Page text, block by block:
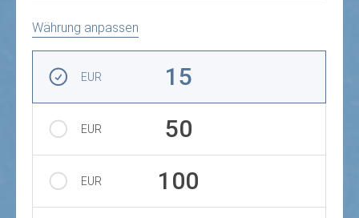
Währung anpassen
EUR 15
EUR 50
EUR 100